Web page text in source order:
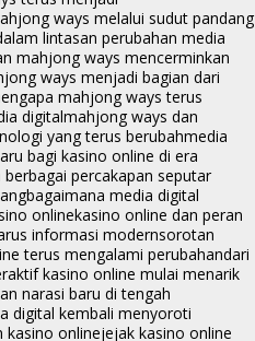
ways melalui sudut pandang
lintasan perubahan media
mahjong ways mencerminkan
ways menjadi bagian dari
mahjong ways terus
digitalmahjong ways dan
yang terus berubahmedia
bagi kasino online di era
percakapan seputar
bagaimana media digital
onlinekasino online dan peran
informasi modernsorotan
terus mengalami perubahandari
kasino online mulai menarik
narasi baru di tengah
digital kembali menyoroti
kasino onlinejejak kasino online